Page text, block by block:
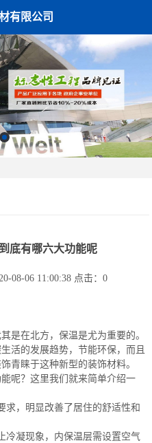
有限公司
底有哪六大功能呢
08-06 11:00:38 点击： 0
是在北方，保温是尤为重要的。
活的发展趋势，节能环保，而且
青睐于这种新型的装饰材料。
呢？这里我们就来简单介绍一
求，明显改善了居住的舒适性和
冷凝现象，内保温层需设置空气